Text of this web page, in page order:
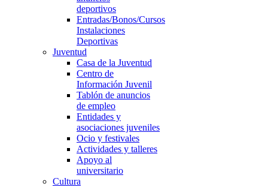
deportivos
Entradas/Bonos/Cursos
Instalaciones
Deportivas
Juventud
Casa de la Juventud
Centro de
Información Juvenil
Tablón de anuncios
de empleo
Entidades y
asociaciones juveniles
Ocio y festivales
Actividades y talleres
Apoyo al
universitario
Cultura